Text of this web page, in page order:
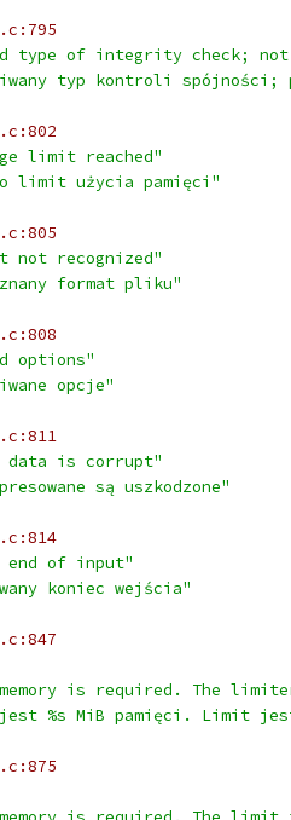
type of integrity check;
typ kontroli spójności;
limit reached"
limit użycia pamięci"
not recognized"
format pliku"
options"
opcje"
data is corrupt"
są uszkodzone"
end of input"
koniec wejścia"
memory is required. The
jest %s MiB pamięci. Limit